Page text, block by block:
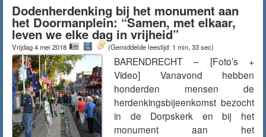
Dodenherdenking bij het monument aan
het Doormanplein: “Samen, met elkaar,
leven we elke dag in vrijheid”
Vrijdag 4 mei 2018 (Gemiddelde leestijd: 1 min, 33 sec)
BARENDRECHT – [Foto’s +
Video] Vanavond hebben
honderden mensen de
herdenkingsbijeenkomst bezocht
in de Dorpskerk en bij het
monument aan het